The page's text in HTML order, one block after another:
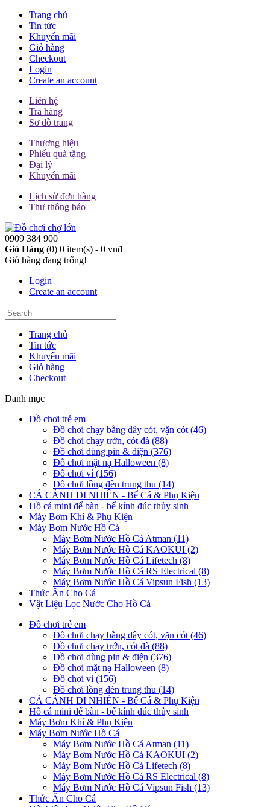
Trang chủ
Tin tức
Khuyến mãi
Giỏ hàng
Checkout
Login
Create an account
Liên hệ
Trả hàng
Sơ đồ trang
Thương hiệu
Phiếu quà tặng
Đại lý
Khuyến mãi
Lịch sử đơn hàng
Thư thông báo
0909 384 900
Giỏ Hàng (0) 0 item(s) - 0 vnđ
Giỏ hàng đang trống!
Login
Create an account
Trang chủ
Tin tức
Khuyến mãi
Giỏ hàng
Checkout
Danh mục
Đồ chơi trẻ em
Đồ chơi chạy bằng dây cót, vặn cót (46)
Đồ chơi chạy trớn, cót đà (88)
Đồ chơi dùng pin & điện (376)
Đồ chơi mặt nạ Halloween (8)
Đồ chơi vỉ (156)
Đồ chơi lồng đèn trung thu (14)
CÁ CẢNH DI NHIÊN - Bể Cá & Phụ Kiện
Hồ cá mini để bàn - bể kính đúc thủy sinh
Máy Bơm Khí & Phụ Kiện
Máy Bơm Nước Hồ Cá
Máy Bơm Nước Hồ Cá Atman (11)
Máy Bơm Nước Hồ Cá KAOKUI (2)
Máy Bơm Nước Hồ Cá Lifetech (8)
Máy Bơm Nước Hồ Cá RS Electrical (8)
Máy Bơm Nước Hồ Cá Vipsun Fish (13)
Thức Ăn Cho Cá
Vật Liệu Lọc Nước Cho Hồ Cá
Đồ chơi trẻ em
Đồ chơi chạy bằng dây cót, vặn cót (46)
Đồ chơi chạy trớn, cót đà (88)
Đồ chơi dùng pin & điện (376)
Đồ chơi mặt nạ Halloween (8)
Đồ chơi vỉ (156)
Đồ chơi lồng đèn trung thu (14)
CÁ CẢNH DI NHIÊN - Bể Cá & Phụ Kiện
Hồ cá mini để bàn - bể kính đúc thủy sinh
Máy Bơm Khí & Phụ Kiện
Máy Bơm Nước Hồ Cá
Máy Bơm Nước Hồ Cá Atman (11)
Máy Bơm Nước Hồ Cá KAOKUI (2)
Máy Bơm Nước Hồ Cá Lifetech (8)
Máy Bơm Nước Hồ Cá RS Electrical (8)
Máy Bơm Nước Hồ Cá Vipsun Fish (13)
Thức Ăn Cho Cá